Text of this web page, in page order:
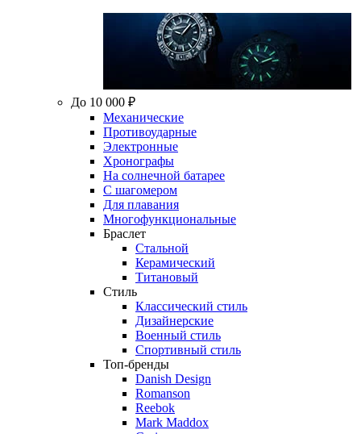
До 10 000 ₽
Механические
Противоударные
Электронные
Хронографы
На солнечной батарее
С шагомером
Для плавания
Многофункциональные
Браслет
Стальной
Керамический
Титановый
Стиль
Классический стиль
Дизайнерские
Военный стиль
Спортивный стиль
Топ-бренды
Danish Design
Romanson
Reebok
Mark Maddox